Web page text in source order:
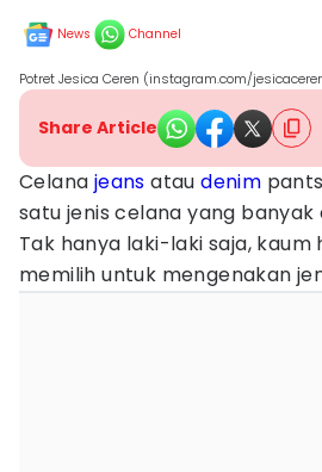
News Channel
Potret Jesica Ceren (instagram.com/
Share Article
Celana jeans ataudenim
satu jenis celana yang banyak
Tak hanya laki-laki saja, kaum
memilih untuk mengenakan